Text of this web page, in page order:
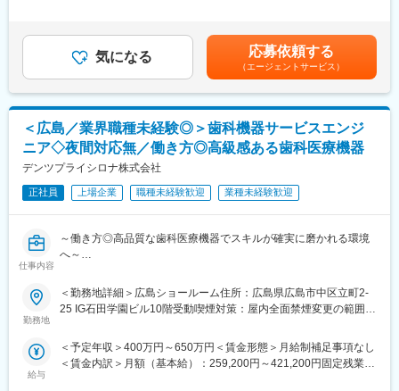
現在、営業職はユニット長1名とメンバー3名が在籍しておりま
す。
製品知識については、入社後、当社での研修や親会社のシスメッ
クスの研修にも参加しながらスキルを身に着けていただきます。
（研修については神戸本社にて2週間程度実施後、配属先でのOJT
を予定しております。）
変更の範囲：会社の定める業務
■年齢も経験も多様な人財が活躍
シミック・イニジオはほぼ全員が中途採用です。それぞれ異なる
バックグラウンドを持ち、その経験を活かして活動しています。
社員の年齢分布も幅広く、20代～60代まで在籍しています。社員
の経験の多様性は、変革期にある製薬業界にあって、私たちの事
業を支える重要な要素です。
■人財育成への積極投資
シミック・イニジオにとってサービス品質の源泉となるのは人財
資を行っています。自己成長意欲を尊重し、業務直結の研修だけ
でなく、変化する時代に対応するビジネススキル習得も含め階層
行っています。
できる制度があります。社員と社員のご家族が安心し、仕事もプ
ライベートも充実して活躍できるよう、福利厚生制度を整備して
を全額支給 ■賞与年2回（昨年度実績4.2ヶ月）、報酬改定年1回■
全国勤務が可能な方は、初回給与時に30万円の一時金を支給賃金
はあくまでも目安の金額であり、選考を通じて上下する可能性が
あります。月給(月額)は固定手当を含めた表記です。
気になる 応募依頼する
（エージェントサービス）
＜広島／業界職種未経験◎＞歯科機器サービスエンジ
ニア◇夜間対応無／働き方◎高級感ある歯科医療機器
デンツプライシロナ株式会社
正社員 上場企業 職種未経験歓迎 業種未経験歓迎
仕事内容
～働き方◎高品質な歯科医療機器でスキルが確実に磨かれる環境
へ～
中四国エリアの歯科院内での歯科治療機械の保守・点検・修理業
務担当の募集です。
・お客様への説明、見積提示、価格交渉
※社用車を1台貸与しますので、ご自身で運転をして歯科クリニッ
勤務地
＜勤務地詳細＞広島ショールーム住所：広島県広島市中区立町2-
25 IG石田学園ビル10階受動喫煙対策：屋内全面禁煙変更の範囲：
給与
＜予定年収＞400万円～650万円＜賃金形態＞月給制補足事項なし
＜賃金内訳＞月額（基本給）：259,200円～421,200円固定残業手